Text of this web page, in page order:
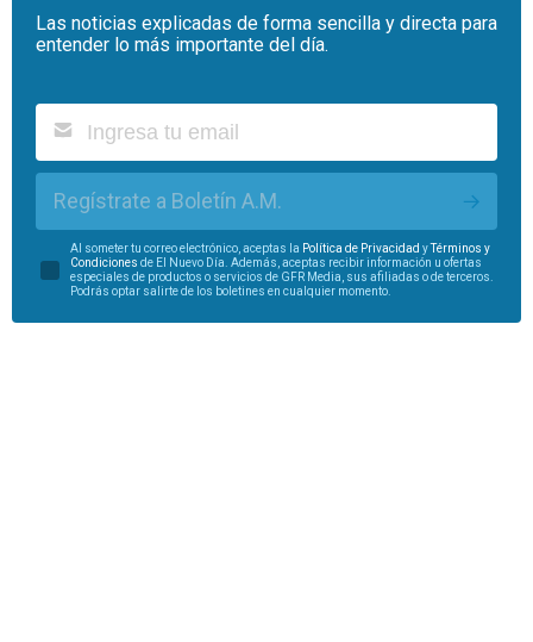
Las noticias explicadas de forma sencilla y directa para
entender lo más importante del día.
Regístrate a Boletín A.M.
Al someter tu correo electrónico, aceptas la Política de Privacidad yTérminos y
Condiciones de El Nuevo Día. Además, aceptas recibir información u ofertas
especiales de productos o servicios de GFR Media, sus afiliadas o de terceros.
Podrás optar salirte de los boletines en cualquier momento.